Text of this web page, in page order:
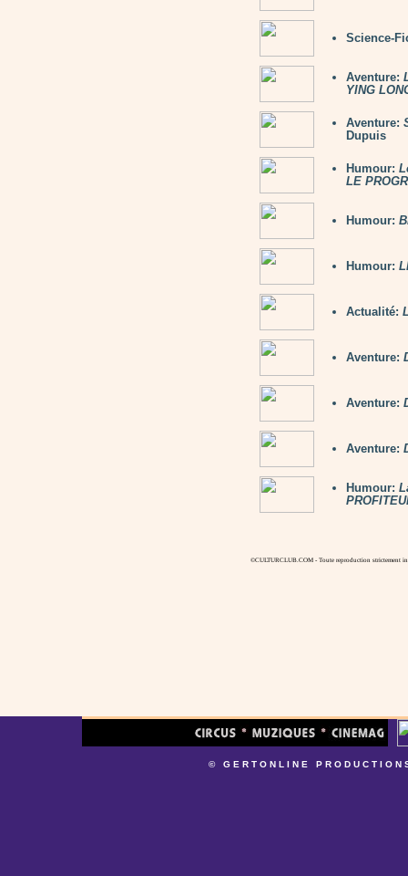
Science-
Aventure:
YING
Aventure:
Dupuis
Humour:
LE
Humour:
Humour:
Actualité:
Aventure:
Aventure:
Aventure:
Humour:
©CULTURCLUB.COM - Toute reproduction strictement
© GERTONLINE